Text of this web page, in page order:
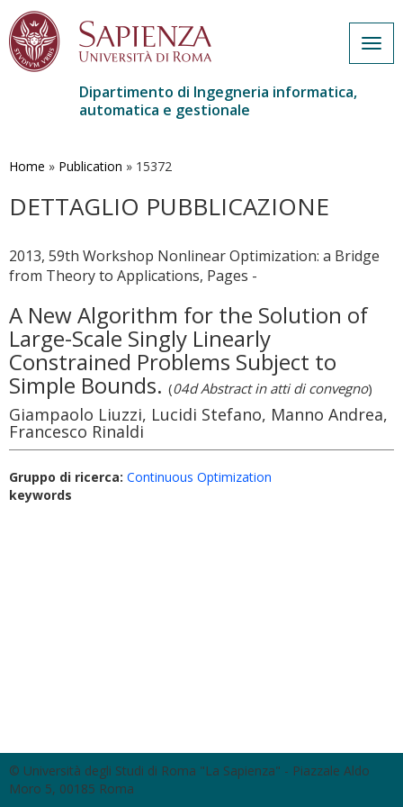
contenuto
Dipartimento di Ingegneria informatica,
automatica e gestionale
Home » Publication » 15372
DETTAGLIO PUBBLICAZIONE
2013, 59th Workshop Nonlinear Optimization: a Bridge
from Theory to Applications, Pages -
A New Algorithm for the Solution of
Large-Scale Singly Linearly
Constrained Problems Subject to
Simple Bounds. (04d Abstract in atti di convegno)
Giampaolo Liuzzi, Lucidi Stefano, Manno Andrea,
Francesco Rinaldi
Gruppo di ricerca: Continuous Optimization
keywords
© Università degli Studi di Roma "La Sapienza" - Piazzale Aldo
Moro 5, 00185 Roma